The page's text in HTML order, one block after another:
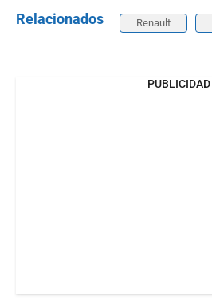
Relacionados Renault
PUBLICIDAD